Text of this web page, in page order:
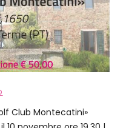
Club Montecatini»